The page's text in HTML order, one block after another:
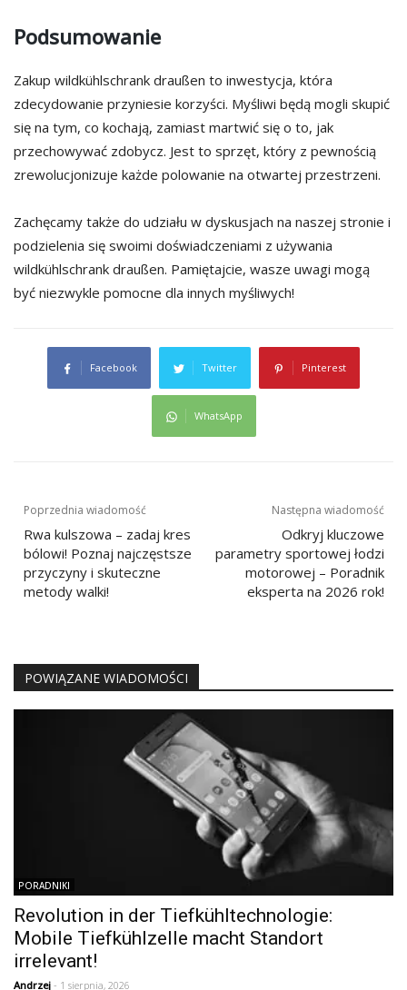
Podsumowanie
Zakup wildkühlschrank draußen to inwestycja, która
zdecydowanie przyniesie korzyści. Myśliwi będą mogli skupić
się na tym, co kochają, zamiast martwić się o to, jak
przechowywać zdobycz. Jest to sprzęt, który z pewnością
zrewolucjonizuje każde polowanie na otwartej przestrzeni.
Zachęcamy także do udziału w dyskusjach na naszej stronie i
podzielenia się swoimi doświadczeniami z używania
wildkühlschrank draußen. Pamiętajcie, wasze uwagi mogą
być niezwykle pomocne dla innych myśliwych!
Facebook Twitter Pinterest
WhatsApp
Nawigacja
wpisu
Poprzednia wiadomość
Rwa kulszowa – zadaj kres
bólowi! Poznaj najczęstsze
przyczyny i skuteczne
metody walki!
Następna wiadomość
Odkryj kluczowe
parametry sportowej łodzi
motorowej – Poradnik
eksperta na 2026 rok!
POWIĄZANE WIADOMOŚCI
PORADNIKI
Revolution in der Tiefkühltechnologie:
Mobile Tiefkühlzelle macht Standort
irrelevant!
Andrzej - 1 sierpnia, 2026